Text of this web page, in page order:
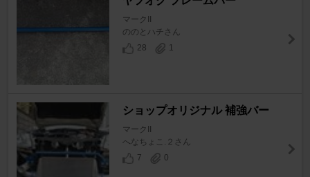
マークII
ののとハチさん
28
1
ショップオリジナル 補強バー
マークII
へなちょこ.２さん
7
0